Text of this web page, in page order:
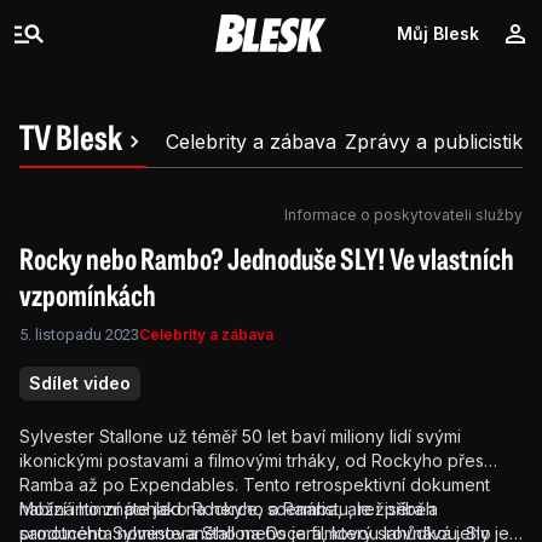
Můj Blesk
TV Blesk Celebrity a zábava Zprávy a publicistika
Informace o poskytovateli služby
Rocky nebo Rambo? Jednoduše SLY! Ve vlastních
vzpomínkách
5. listopadu 2023Celebrity a zábava
Sdílet video
Sylvester Stallone už téměř 50 let baví miliony lidí svými
ikonickými postavami a filmovými trháky, od Rockyho přes
Ramba až po Expendables. Tento retrospektivní dokument
nabízí intimní pohled na herce, scenáristu, režiséra a
producenta nominovaného na Oscara, který srovnává jeho
Možná ho znáte jako Rockyho a Ramba, ale i příběh
samotného Sylvestera Stalloneho je filmovou lahůdkou. Sly je